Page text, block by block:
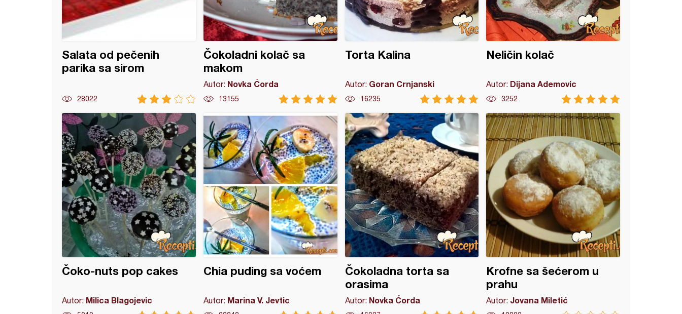
Salata od pečenih
parika sa sirom
28022
Čokoladni kolač sa
makom
Autor: Novka Ćorda
13155
Torta Kalina
Autor: Goran Crnjanski
16235
Neličin kolač
Autor: Dijana Ademovic
3252
Čoko-nuts pop cakes
Autor: Milica Blagojevic
Chia puding sa voćem
Autor: Marina V. Jevtic
Čokoladna torta sa
orasima
Autor: Novka Ćorda
Krofne sa šećerom u
prahu
Autor: Jovana Miletić
sa šećerom u prahu